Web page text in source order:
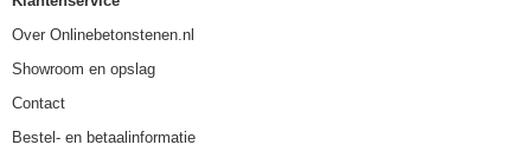
Over Onlinebetonstenen.nl
Showroom en opslag
Contact
Bestel- en betaalinformatie